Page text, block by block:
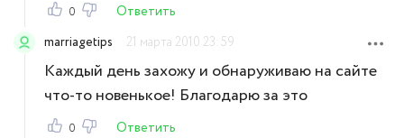
0
Ответить
marriagetips
21 марта 2010 23:59
Каждый день захожу и обнаруживаю на сайте
что-то новенькое! Благодарю за это
0 Ответить